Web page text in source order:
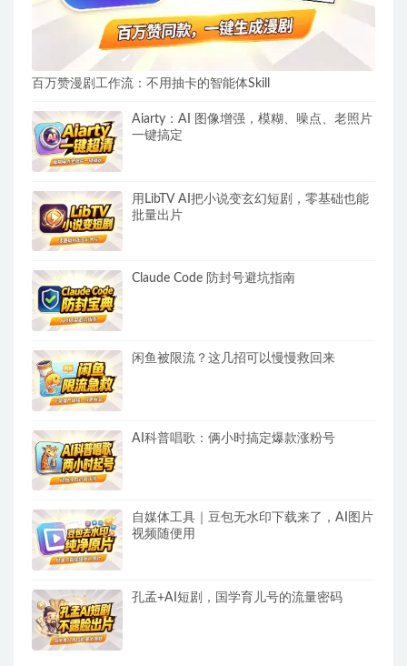
百万赞漫剧工作流：不用抽卡的智能体Skill
Aiarty：AI 图像增强，模糊、噪点、老照片
一键搞定
用LibTV AI把小说变玄幻短剧，零基础也能
批量出片
Claude Code 防封号避坑指南
闲鱼被限流？这几招可以慢慢救回来
AI科普唱歌：俩小时搞定爆款涨粉号
自媒体工具｜豆包无水印下载来了，AI图片
视频随便用
孔孟+AI短剧，国学育儿号的流量密码